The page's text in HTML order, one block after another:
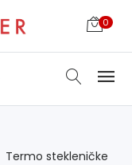
0
Termo stekleničke